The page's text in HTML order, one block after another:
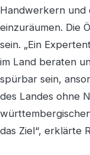
Handwerkern und
einzuräumen. Die
sein. „Ein
im Land beraten
spürbar sein,
des Landes ohne
das Ziel“, erklärte